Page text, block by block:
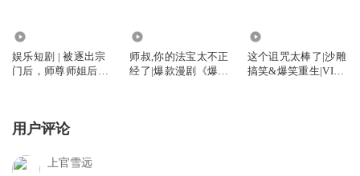
娱乐短剧 | 被逐出宗
门后，师尊师姐后悔
师叔,你的法宝太不正
经了|爆款漫剧《爆笑
这个诅咒太棒了|沙雕
搞笑&爆笑重生|VIP
用户评论
上官雪远